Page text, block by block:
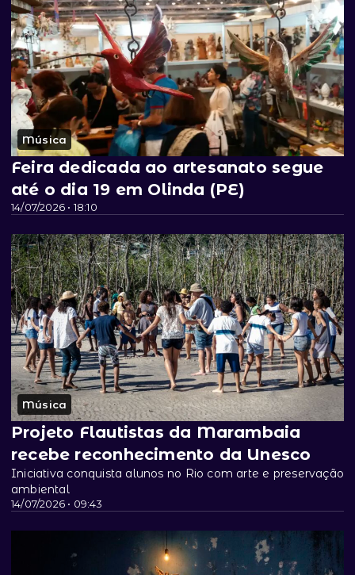
Música
14/07/2026 • 18:10
Feira dedicada ao artesanato segue
até o dia 19 em Olinda (PE)
Música
14/07/2026 • 09:43
Projeto Flautistas da Marambaia
recebe reconhecimento da Unesco
Iniciativa conquista alunos no Rio com arte e preservação
ambiental